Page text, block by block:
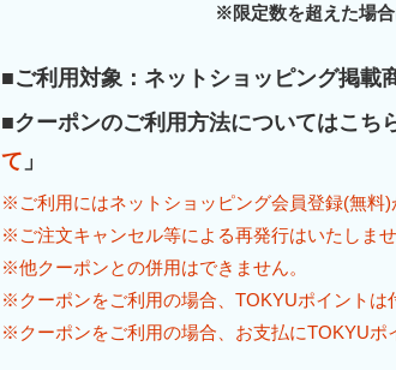
※限定数を超えた場合
■ご利用対象：ネットショッピング掲載
■クーポンのご利用方法についてはこち
て 」
※ご利用にはネットショッピング会員登録(無料)
※ご注文キャンセル等による再発行はいたしませ
※他クーポンとの併用はできません。
※クーポンをご利用の場合、TOKYUポイントは
※クーポンをご利用の場合、お支払にTOKYUポ